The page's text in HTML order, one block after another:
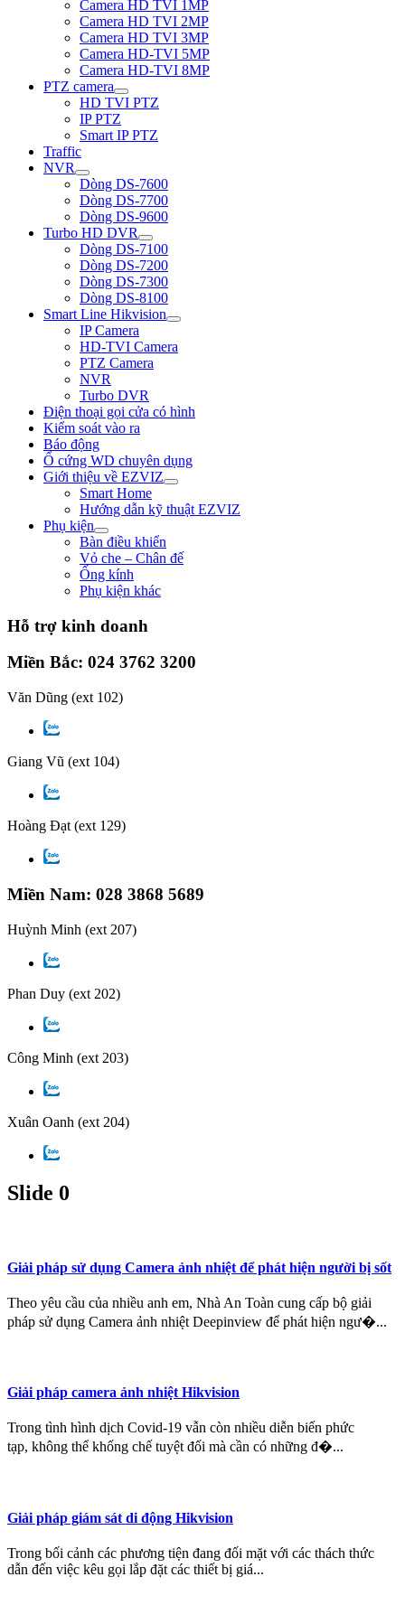
Camera HD TVI 1MP
Camera HD TVI 2MP
Camera HD TVI 3MP
Camera HD-TVI 5MP
Camera HD-TVI 8MP
PTZ camera
HD TVI PTZ
IP PTZ
Smart IP PTZ
Traffic
NVR
Dòng DS-7600
Dòng DS-7700
Dòng DS-9600
Turbo HD DVR
Dòng DS-7100
Dòng DS-7200
Dòng DS-7300
Dòng DS-8100
Smart Line Hikvision
IP Camera
HD-TVI Camera
PTZ Camera
NVR
Turbo DVR
Điện thoại gọi cửa có hình
Kiểm soát vào ra
Báo động
Ổ cứng WD chuyên dụng
Giới thiệu về EZVIZ
Smart Home
Hướng dẫn kỹ thuật EZVIZ
Phụ kiện
Bàn điều khiển
Vỏ che – Chân đế
Ống kính
Phụ kiện khác
Hỗ trợ kinh doanh
Miền Bắc: 024 3762 3200
Văn Dũng (ext 102)
Giang Vũ (ext 104)
Hoàng Đạt (ext 129)
Miền Nam: 028 3868 5689
Huỳnh Minh (ext 207)
Phan Duy (ext 202)
Công Minh (ext 203)
Xuân Oanh (ext 204)
Slide 0
Giải pháp sử dụng Camera ảnh nhiệt để phát hiện người bị sốt
Theo yêu cầu của nhiều anh em, Nhà An Toàn cung cấp bộ giải
pháp sử dụng Camera ảnh nhiệt Deepinview để phát hiện ngư�...
Giải pháp camera ảnh nhiệt Hikvision
Trong tình hình dịch Covid-19 vẫn còn nhiều diễn biến phức
tạp, không thể khống chế tuyệt đối mà cần có những đ�...
Giải pháp giám sát di động Hikvision
Trong bối cảnh các phương tiện đang đối mặt với các thách thức
dẫn đến việc kêu gọi lắp đặt các thiết bị giá...